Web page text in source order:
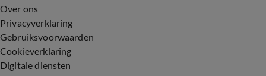
Over ons
Privacyverklaring
Gebruiksvoorwaarden
Cookieverklaring
Digitale diensten